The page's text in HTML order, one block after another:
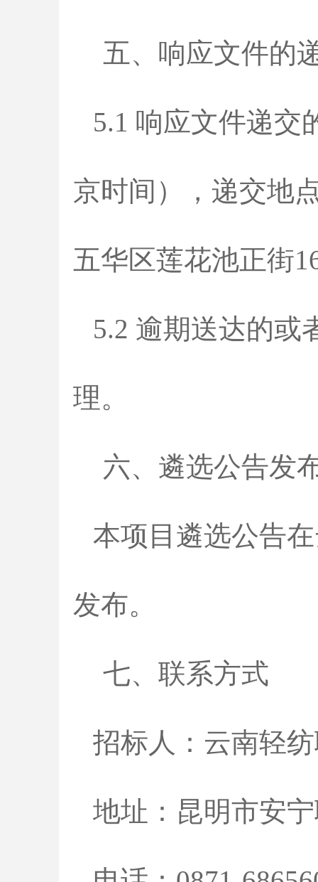
五、响应文件的
5.1 响应文件递交
京时间），递交地
五华区莲花池正街
5.2 逾期送达的或
理。
六、遴选公告发
本项目遴选公告
发布。
七、联系方式
招标人：云南
地址：昆明市